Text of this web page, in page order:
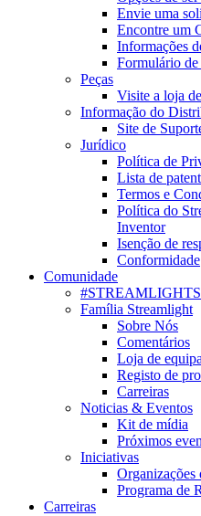
Envie uma
Encontre um
Informações
Formulário
Peças
Visite a loja
Informação do
Site de
Jurídico
Política de
Lista de
Termos e
Política do
Inventor
Isenção de
Conformidade
Comunidade
Família Streamlight
Sobre Nós
Comentários
Loja de
Registo de
Carreiras
Noticias & Eventos
Kit de mídia
Próximos
Iniciativas
Organizações
Programa de
Carreiras